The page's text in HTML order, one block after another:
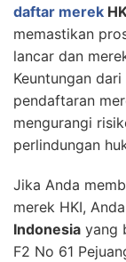
daftar merek
memastikan
lancar dan
Keuntungan
pendaftaran
mengurangi
perlindungan
Jika Anda
merek HKI,
Indonesia yang
F2 No 61